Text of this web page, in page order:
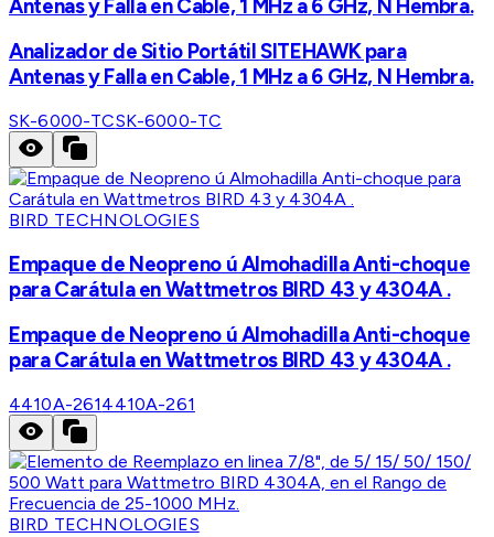
Antenas y Falla en Cable, 1 MHz a 6 GHz, N Hembra.
Analizador de Sitio Portátil SITEHAWK para
Antenas y Falla en Cable, 1 MHz a 6 GHz, N Hembra.
SK-6000-TCSK-6000-TC
BIRD TECHNOLOGIES
Empaque de Neopreno ú Almohadilla Anti-choque
para Carátula en Wattmetros BIRD 43 y 4304A .
Empaque de Neopreno ú Almohadilla Anti-choque
para Carátula en Wattmetros BIRD 43 y 4304A .
4410A-2614410A-261
BIRD TECHNOLOGIES